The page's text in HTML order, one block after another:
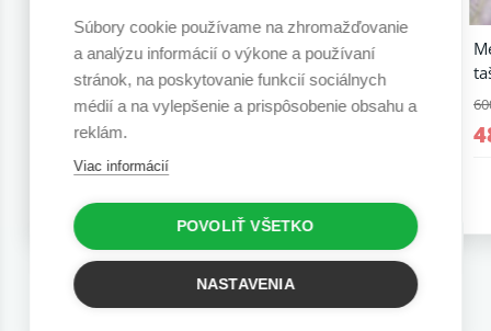
Medový matrac
taštičkový 26 cm
677,07 €
541,66 €
Medový matrac penový
26 cm
677,07 €
Súbory cookie používame na zhromažďovanie
a analýzu informácií o výkone a používaní
stránok, na poskytovanie funkcií sociálnych
médií a na vylepšenie a prispôsobenie obsahu a
reklám.
Viac informácií
POVOLIŤ VŠETKO
NASTAVENIA